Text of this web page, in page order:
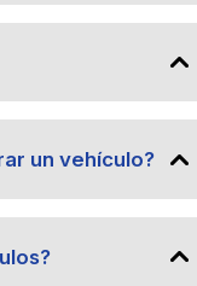
un vehículo?